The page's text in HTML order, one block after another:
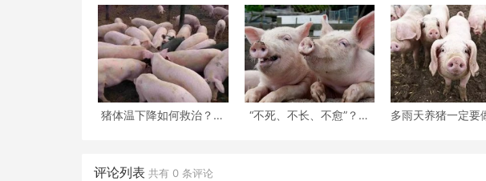
猪体温下降如何救治？这
“不死、不长、不愈”？入
多雨天养猪一定要
评论列表 共有 0 条评论